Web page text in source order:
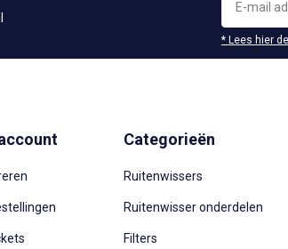
* Lees hier
Categorieën
Ruitenwissers
Ruitenwisser onderdelen
Filters